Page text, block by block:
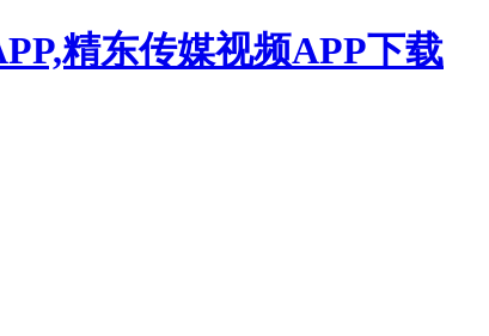
精东传媒视频APP下载